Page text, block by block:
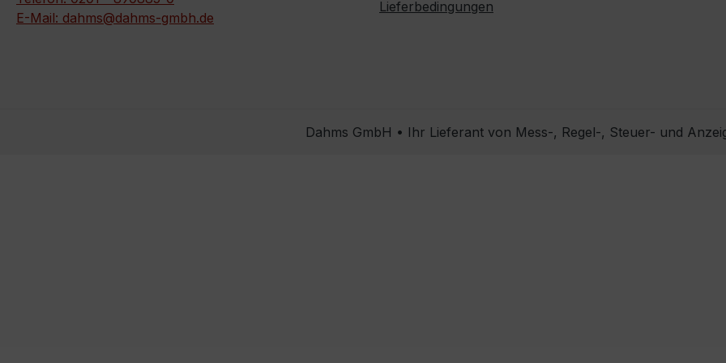
E-Mail: dahms@dahms-gmbh.de
Lieferbedingungen
Dahms GmbH • Ihr Lieferant von Mess-, Regel-, Steuer- und